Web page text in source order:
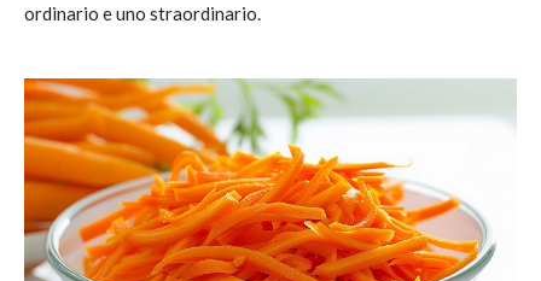
ordinario e uno straordinario.